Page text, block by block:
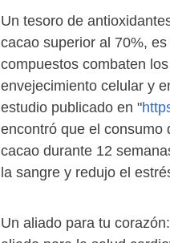
Un tesoro de
cacao superior al 70%,
compuestos combaten
envejecimiento celular y
estudio publicado en "
encontró que el consumo
cacao durante 12
la sangre y redujo el
Un aliado para tu